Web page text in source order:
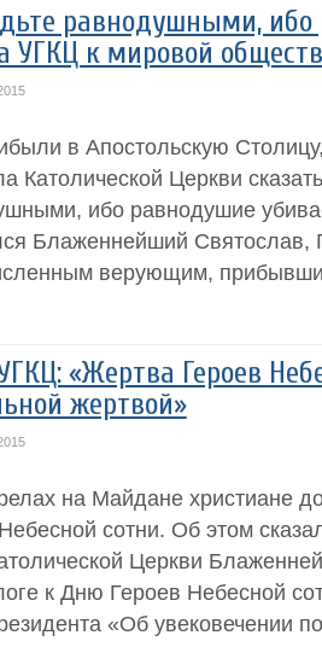
равнодушными, ибо
УГКЦ к мировой
в Апостольскую
Католической Церкви
ибо равнодушие
Блаженнейший Святослав,
верующим,
«Жертва Героев
жертвой»
на Майдане христиане
сотни. Об этом
Церкви
к Дню Героев Небесной
«Об увековечении